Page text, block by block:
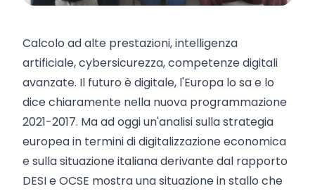
Calcolo ad alte prestazioni, intelligenza
artificiale, cybersicurezza, competenze digitali
avanzate. Il futuro è digitale, l'Europa lo sa e lo
dice chiaramente nella nuova programmazione
2021-2017. Ma ad oggi un'analisi sulla strategia
europea in termini di digitalizzazione economica
e sulla situazione italiana derivante dal rapporto
DESI e OCSE mostra una situazione in stallo che